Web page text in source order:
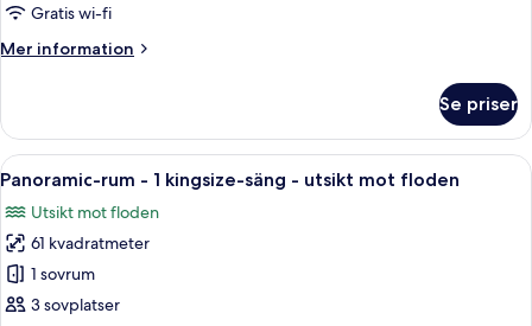
Gratis wi-fi
Mer information
Mer
Suite
Twin
Se priser
Öppna
alla
foton
för
Panoramic-
rum
Ett hotellrum med en stor säng, en
6
Panoramic-rum - 1 kingsize-säng - utsikt mot floden
Utsikt mot floden
61 kvadratmeter
1 sovrum
3 sovplatser